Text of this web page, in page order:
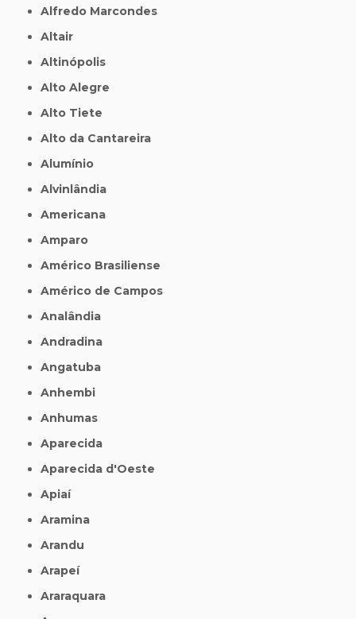
Alfredo Marcondes
Altair
Altinópolis
Alto Alegre
Alto Tiete
Alto da Cantareira
Alumínio
Alvinlândia
Americana
Amparo
Américo Brasiliense
Américo de Campos
Analândia
Andradina
Angatuba
Anhembi
Anhumas
Aparecida
Aparecida d'Oeste
Apiaí
Aramina
Arandu
Arapeí
Araraquara